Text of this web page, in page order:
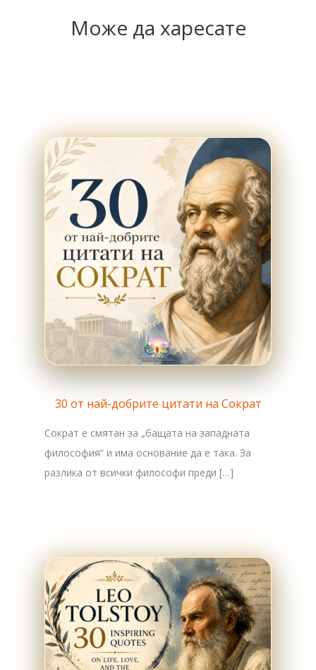
Може да харесате
30 от най-добрите цитати на Сократ
Сократ е смятан за „бащата на западната
философия“ и има основание да е така. За
разлика от всички философи преди […]